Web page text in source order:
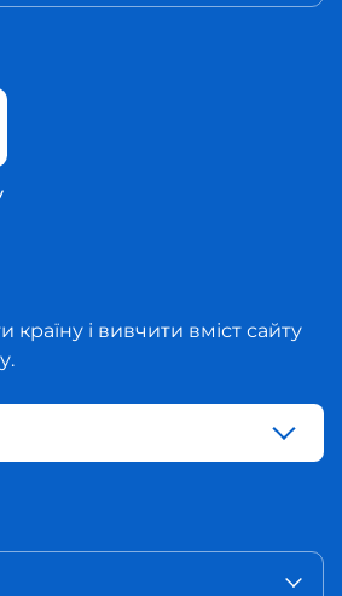
і вивчити вміст сайту